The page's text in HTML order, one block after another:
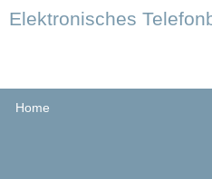
Elektronisches
Home